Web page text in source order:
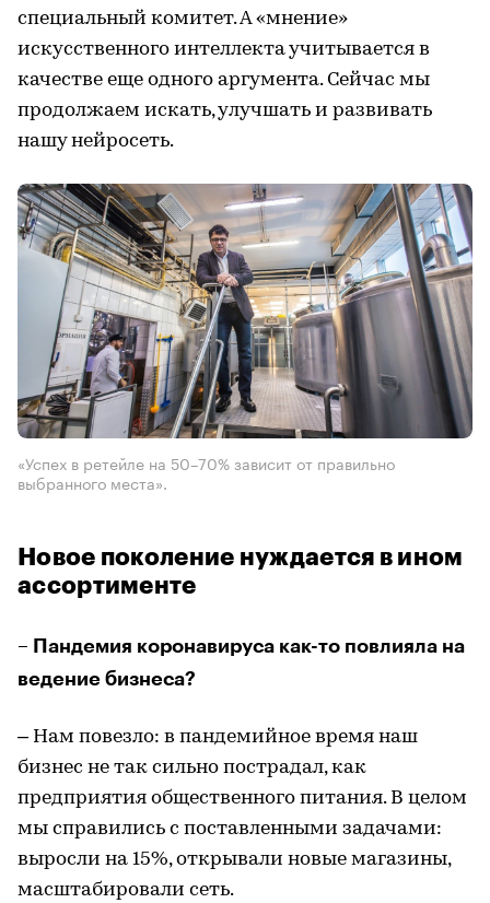
специальный комитет. А «мнение»
искусственного интеллекта учитывается в
качестве еще одного аргумента. Сейчас мы
продолжаем искать, улучшать и развивать
нашу нейросеть.
«Успех в ретейле на 50–70% зависит от правильно
выбранного места».
Новое поколение нуждается в ином
ассортименте
– Пандемия коронавируса как-то повлияла на
ведение бизнеса?
– Нам повезло: в пандемийное время наш
бизнес не так сильно пострадал, как
предприятия общественного питания. В целом
мы справились с поставленными задачами:
выросли на 15%, открывали новые магазины,
масштабировали сеть.